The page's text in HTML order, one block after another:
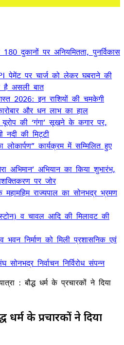
दुकानों पर अनियमितता, पुनर्विकास
पेमेंट पर चार्ज को लेकर घबराने की
है असली बात
2026: इन राशियों की चमकेगी
और धन लाभ का हाल
की ‘गंगा’ सूखने के कगार पर,
नदी की मिट्टी
लोकार्पण” कार्यक्रम में सम्मिलित हुए
अभिमान’ अभियान का किया शुभारंभ,
पर जोर
राज्यपाल का सोनभद्र भ्रमण
व चावल आदि की मिलावट की
निर्माण को मिली प्रशासनिक एवं
सोनभद्र निर्वाचन निर्विरोध संपन्न
: बौद्ध धर्म के प्रचारकों ने द‍िया
धर्म के प्रचारकों ने द‍िया